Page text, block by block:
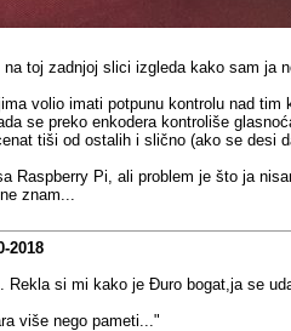
na toj zadnjoj slici izgleda kako sam ja
volio imati potpunu kontrolu nad
se preko enkodera kontroliše
tiši od ostalih i slično (ako se
Raspberry Pi, ali problem je što ja
znam...
2018
si mi kako je Đuro bogat,ja se
više nego pameti..."